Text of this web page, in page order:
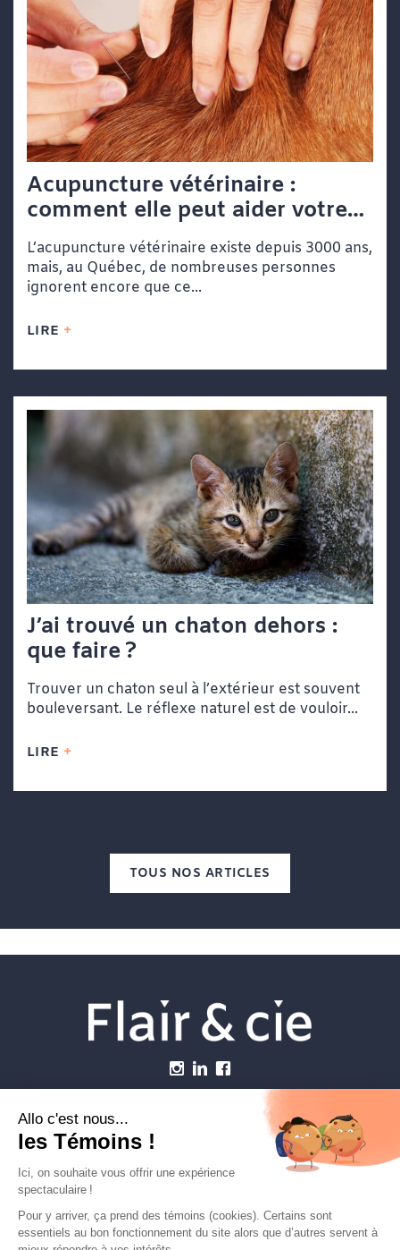
Acupuncture vétérinaire :
comment elle peut aider votre
chien ou votre chat
L’acupuncture vétérinaire existe depuis 3000 ans,
mais, au Québec, de nombreuses personnes
ignorent encore que ce...
LIRE
J’ai trouvé un chaton dehors :
que faire ?
Trouver un chaton seul à l’extérieur est souvent
bouleversant. Le réflexe naturel est de vouloir...
LIRE
TOUS NOS ARTICLES
Établissements vétérinaires
Carrière
Contactez-nous